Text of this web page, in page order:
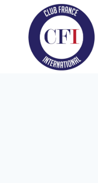
content